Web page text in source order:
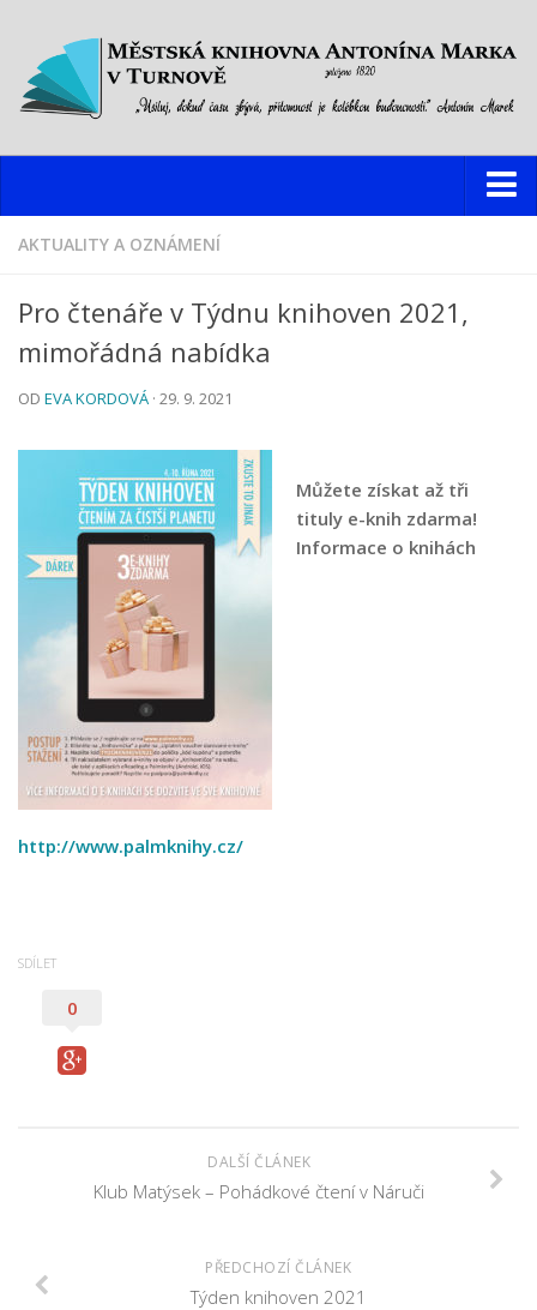
Knihovna
Oddělení pro dospělé
Oddělení pro děti a mládež
Dětský web
Multimediální studovna
Informační centrum pro mládež
Pobočky
Pobočka Malý Rohozec
Pobočka Turnov II
Pobočka Mašov
Půjčovní doba
Služby
Základní služby
Půjčování e-knih a čteček e-knih
Portál KNIHA Z KNIHOVNY
Lidé
Fotogalerie
Knihobudky
AKTUALITY A OZNÁMENÍ
Pro čtenáře v Týdnu knihoven 2021,
mimořádná nabídka
OD EVA KORDOVÁ · 29. 9. 2021
Můžete získat až tři
tituly e-knih zdarma!
Informace o knihách
http://www.palmknihy.cz/
SDÍLET
0
DALŠÍ ČLÁNEK
Klub Matýsek – Pohádkové čtení v Náruči
PŘEDCHOZÍ ČLÁNEK
Týden knihoven 2021